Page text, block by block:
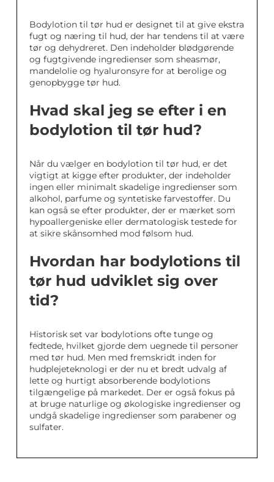
Bodylotion til tør hud er designet til at give ekstra
fugt og næring til hud, der har tendens til at være
tør og dehydreret. Den indeholder blødgørende
og fugtgivende ingredienser som sheasmør,
mandelolie og hyaluronsyre for at berolige og
genopbygge tør hud.
Hvad skal jeg se efter i en
bodylotion til tør hud?
Når du vælger en bodylotion til tør hud, er det
vigtigt at kigge efter produkter, der indeholder
ingen eller minimalt skadelige ingredienser som
alkohol, parfume og syntetiske farvestoffer. Du
kan også se efter produkter, der er mærket som
hypoallergeniske eller dermatologisk testede for
at sikre skånsomhed mod følsom hud.
Hvordan har bodylotions til
tør hud udviklet sig over
tid?
Historisk set var bodylotions ofte tunge og
fedtede, hvilket gjorde dem uegnede til personer
med tør hud. Men med fremskridt inden for
hudplejeteknologi er der nu et bredt udvalg af
lette og hurtigt absorberende bodylotions
tilgængelige på markedet. Der er også fokus på
at bruge naturlige og økologiske ingredienser og
undgå skadelige ingredienser som parabener og
sulfater.